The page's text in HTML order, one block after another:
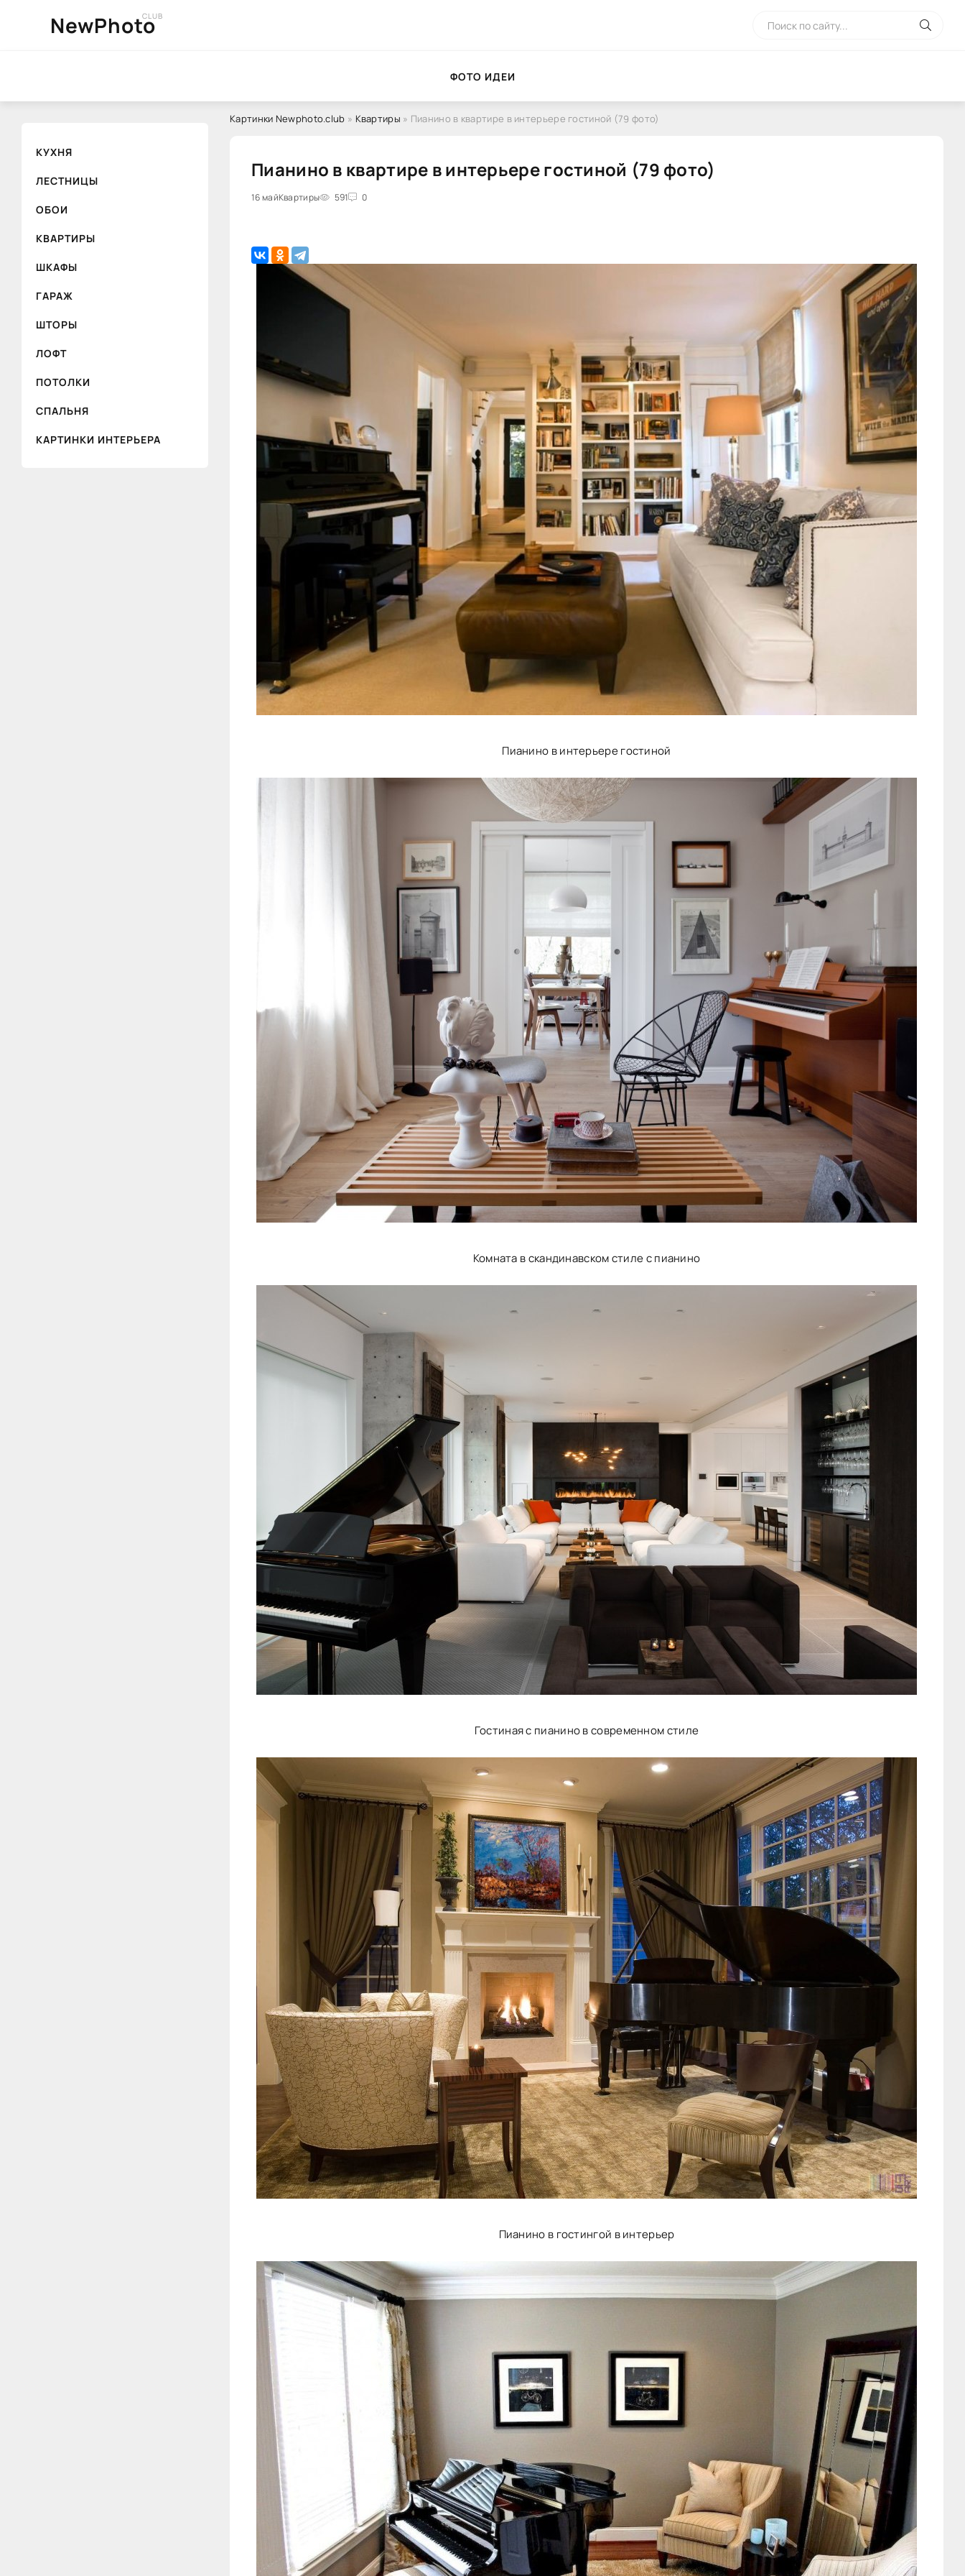
NewPhoto
CLUB
ФОТО ИДЕИ
КУХНЯ
ЛЕСТНИЦЫ
ОБОИ
КВАРТИРЫ
ШКАФЫ
ГАРАЖ
ШТОРЫ
ЛОФТ
ПОТОЛКИ
СПАЛЬНЯ
КАРТИНКИ ИНТЕРЬЕРА
Картинки Newphoto.club » Квартиры » Пианино в квартире в интерьере гостиной (79 фото)
Пианино в квартире в интерьере гостиной (79 фото)
16 майКвартиры 591 0
Пианино в интерьере гостиной
Комната в скандинавском стиле с пианино
Гостиная с пианино в современном стиле
Пианино в гостингой в интерьер